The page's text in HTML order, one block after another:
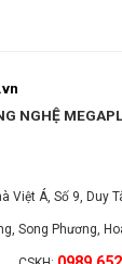
NGHỆ
Việt Á, Số 9, Duy
Song Phương,